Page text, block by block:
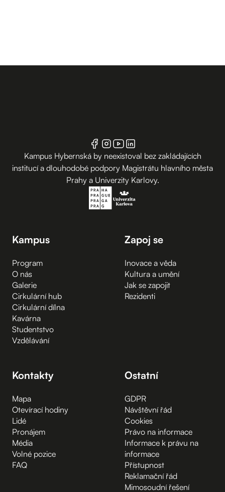
Kampus Hybernská by neexistoval bez zakládajících
institucí a dlouhodobé podpory Magistrátu hlavního města
Prahy a Univerzity Karlovy.
Kampus
Program
O nás
Galerie
Cirkulární hub
Cirkulární dílna
Kavárna
Studentstvo
Vzdělávání
Zapoj se
Inovace a věda
Kultura a umění
Jak se zapojit
Rezidenti
Kontakty
Mapa
Otevírací hodiny
Lidé
Pronájem
Média
Volné pozice
FAQ
Ostatní
GDPR
Návštěvní řád
Cookies
Právo na informace
Informace k právu na
informace
Přístupnost
Reklamační řád
Mimosoudní řešení